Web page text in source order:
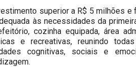
superior a R$ 5 milhões e
às necessidades da
cozinha equipada, área
e recreativas, reunindo
cognitivas, sociais e